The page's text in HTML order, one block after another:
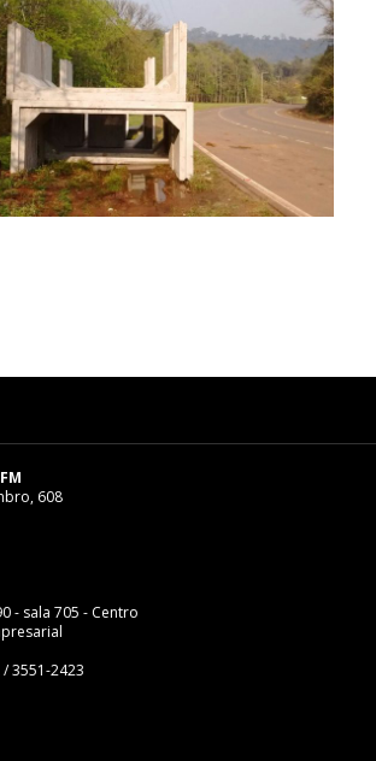
608
- sala 705 - Centro
3551-2423